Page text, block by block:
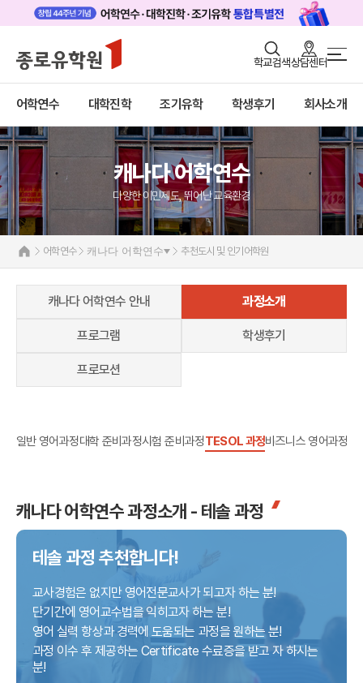
학교검색상담센터
어학연수 대학진학 조기유학 학생후기 회사소개
로그인 회원가입
어학연수
대학진학
조기/캠프
프로그램
학생후기
고객서비스
유학가이드
종로유학원
미국
캐나다
캐나다 어학연수 안내
추천도시 및 인기어학원
프로그램
학생후기
프로모션
영국
뉴질랜드
아일랜드
몰타
필리핀
어학연수 정보
캐나다 어학연수
다양한 이민제도, 뛰어난 교육환경
어학연수 캐나다 어학연수 추천도시 및 인기어학원
캐나다 어학연수 안내 과정소개
프로그램 학생후기
프로모션
일반 영어과정대학 준비과정시험 준비과정TESOL 과정비즈니스 영어과정
캐나다 어학연수 과정소개 - 테솔 과정
테솔 과정 추천합니다!
교사경험은 없지만 영어전문교사가 되고자 하는 분!
단기간에 영어교수법을 익히고자 하는 분!
영어 실력 항상과 경력에 도움되는 과정을 원하는 분!
과정 이수 후 제공하는 Certificate 수료증을 받고 자 하시는
분!